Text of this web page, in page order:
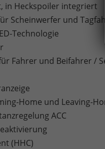
in Heckspoiler integriert
Scheinwerfer und
Technologie
Fahrer und Beifahrer /
Home und Leaving-
ACC
(HHC)